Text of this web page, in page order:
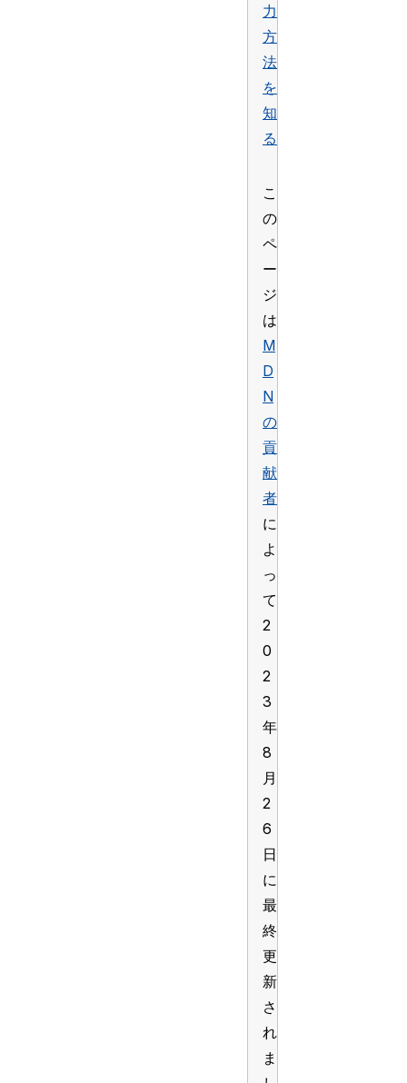
力
方
法
を
知
る
こ
の
ペ
ー
ジ
は
M
D
N
の
貢
献
者
に
よ
っ
て
2
0
2
3
年
8
月
2
6
日
に
最
終
更
新
さ
れ
ま